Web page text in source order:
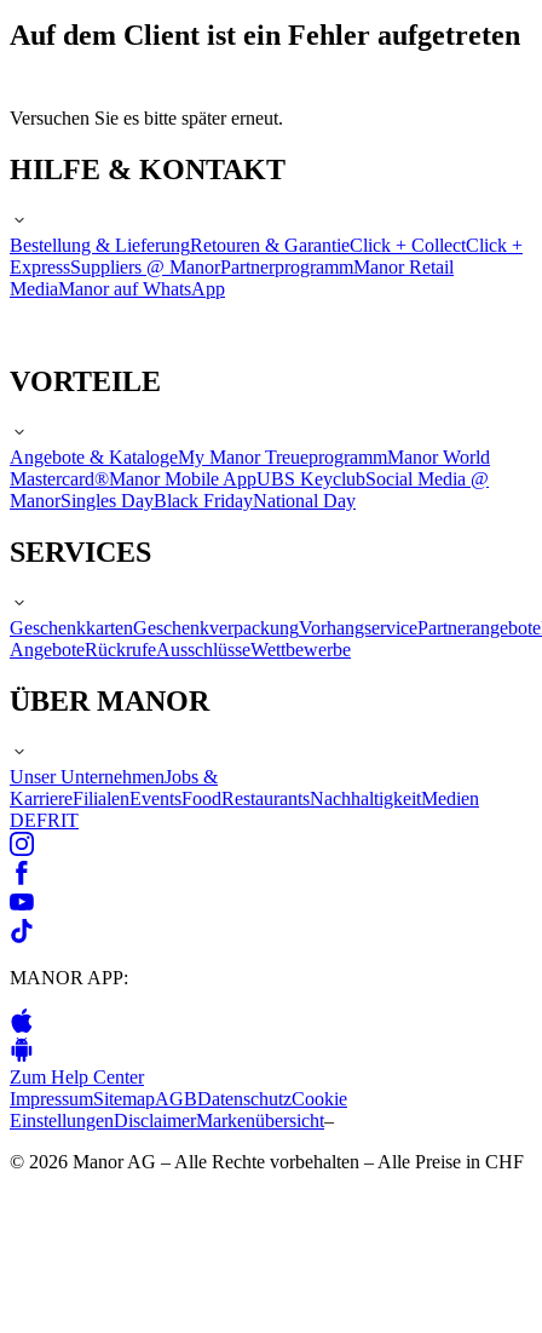
Auf dem Client ist ein Fehler aufgetreten
Versuchen Sie es bitte später erneut.
HILFE & KONTAKT
Bestellung & LieferungRetouren & GarantieClick + CollectClick +
ExpressSuppliers @ ManorPartnerprogrammManor Retail
MediaManor auf WhatsApp
VORTEILE
Angebote & KatalogeMy Manor TreueprogrammManor World
Mastercard®Manor Mobile AppUBS KeyclubSocial Media @
ManorSingles DayBlack FridayNational Day
SERVICES
GeschenkkartenGeschenkverpackungVorhangservicePartnerangebote
AngeboteRückrufeAusschlüsseWettbewerbe
ÜBER MANOR
Unser UnternehmenJobs &
KarriereFilialenEventsFoodRestaurantsNachhaltigkeitMedien
DEFRIT
MANOR APP:
Zum Help Center
ImpressumSitemapAGBDatenschutzCookie
EinstellungenDisclaimerMarkenübersicht–
© 2026 Manor AG – Alle Rechte vorbehalten – Alle Preise in CHF